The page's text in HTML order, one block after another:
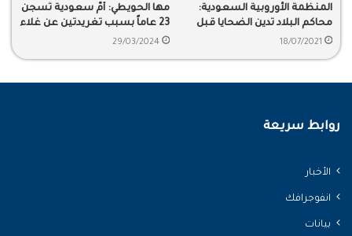
المنظمة الأوروبية السعودية:
محاكم البلاد تدين الضحايا قبل
جلسات المحاكمات
18/07/2021
مها الحويطي: أمٌّ سعودية تُسجن
23 عاماً بسبب تغريدتين عن غلاء
المعيشة والتهجير القسري
29/03/2024
روابط سريعة
الأخبار
انفوجرافك
بيانات